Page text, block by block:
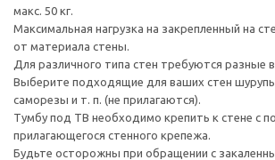
макс. 50 кг.
Максимальная нагрузка на закрепленный на
от материала стены.
Для различного типа стен требуются разные
Выберите подходящие для ваших стен
саморезы и т. п. (не прилагаются).
Тумбу под ТВ необходимо крепить к стене с
прилагающегося стенного крепежа.
Будьте осторожны при обращении с